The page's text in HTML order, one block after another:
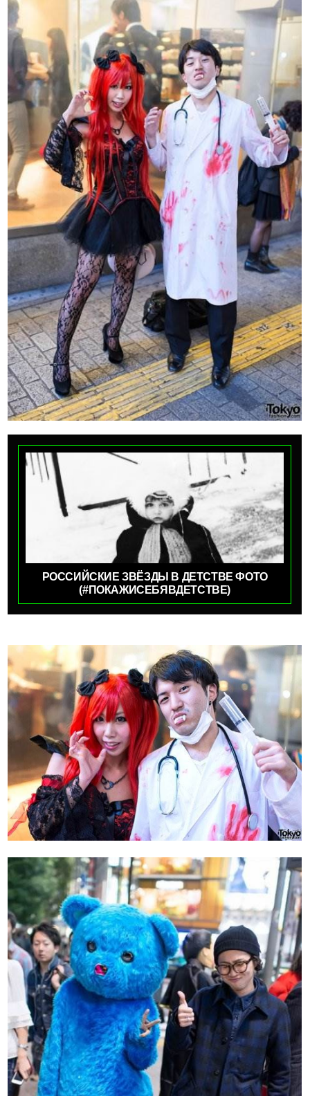
РОССИЙСКИЕ ЗВЁЗДЫ В ДЕТСТВЕ ФОТО
(#ПОКАЖИСЕБЯВДЕТСТВЕ)